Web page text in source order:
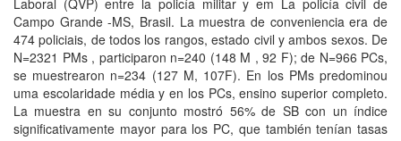
Laboral (QVP) entre la policía militar y em La policía civil de
Campo Grande -MS, Brasil. La muestra de conveniencia era de
474 policiais, de todos los rangos, estado civil y ambos sexos. De
N=2321 PMs , participaron n=240 (148 M , 92 F); de N=966 PCs,
se muestrearon n=234 (127 M, 107F). En los PMs predominou
uma escolaridade média y en los PCs, ensino superior completo.
La muestra en su conjunto mostró 56% de SB con un índice
significativamente mayor para los PC, que también tenían tasas